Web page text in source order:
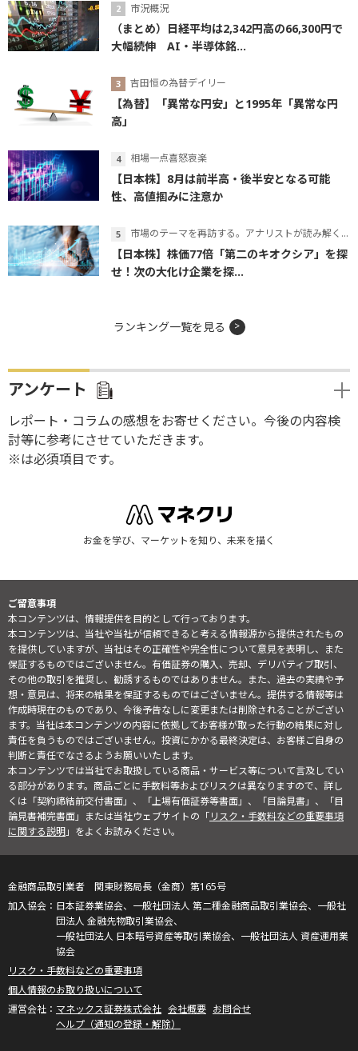
市況概況
（まとめ）日経平均は2,342円高の66,300円で
大幅続伸 AI・半導体銘...
吉田恒の為替デイリー
【為替】「異常な円安」と1995年「異常な円
高」
相場一点喜怒哀楽
【日本株】8月は前半高・後半安となる可能
性、高値掴みに注意か
市場のテーマを再訪する。アナリストが読み解くテーマの本質
【日本株】株価77倍「第二のキオクシア」を探
せ！次の大化け企業を探...
ランキング一覧を見る
アンケート
レポート・コラムの感想をお寄せください。今後の内容検
討等に参考にさせていただきます。
※は必須項目です。
お金を学び、マーケットを知り、未来を描く
ご留意事項
本コンテンツは、情報提供を目的として行っております。
本コンテンツは、当社や当社が信頼できると考える情報源から提供されたもの
を提供していますが、当社はその正確性や完全性について意見を表明し、また
保証するものではございません。有価証券の購入、売却、デリバティブ取引、
その他の取引を推奨し、勧誘するものではありません。また、過去の実績や予
想・意見は、将来の結果を保証するものではございません。提供する情報等は
作成時現在のものであり、今後予告なしに変更または削除されることがござい
ます。当社は本コンテンツの内容に依拠してお客様が取った行動の結果に対し
責任を負うものではございません。投資にかかる最終決定は、お客様ご自身の
判断と責任でなさるようお願いいたします。
本コンテンツでは当社でお取扱している商品・サービス等について言及してい
る部分があります。商品ごとに手数料等およびリスクは異なりますので、詳し
くは「契約締結前交付書面」、「上場有価証券等書面」、「目論見書」、「目
論見書補完書面」または当社ウェブサイトの「リスク・手数料などの重要事項
に関する説明」をよくお読みください。
金融商品取引業者 関東財務局長（金商）第165号
日本証券業協会、一般社団法人 第二種金融商品取引業協会、一般社
団法人 金融先物取引業協会、
一般社団法人 日本暗号資産等取引業協会、一般社団法人 資産運用業
協会
リスク・手数料などの重要事項
個人情報のお取り扱いについて
マネックス証券株式会社 会社概要 お問合せ
ヘルプ（通知の登録・解除）